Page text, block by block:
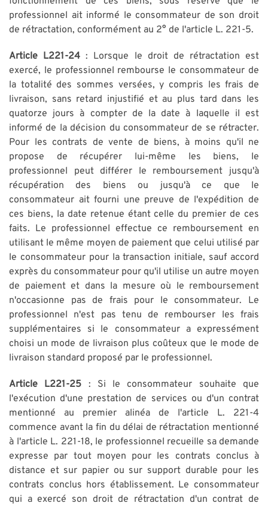
professionnel ait informé le consommateur de son droit
de rétractation, conformément au 2° de l'article L. 221-5.
Article L221-24 : Lorsque le droit de rétractation est
exercé, le professionnel rembourse le consommateur de
la totalité des sommes versées, y compris les frais de
livraison, sans retard injustifié et au plus tard dans les
quatorze jours à compter de la date à laquelle il est
informé de la décision du consommateur de se rétracter.
Pour les contrats de vente de biens, à moins qu'il ne
propose de récupérer lui-même les biens, le
professionnel peut différer le remboursement jusqu'à
récupération des biens ou jusqu'à ce que le
consommateur ait fourni une preuve de l'expédition de
ces biens, la date retenue étant celle du premier de ces
faits. Le professionnel effectue ce remboursement en
utilisant le même moyen de paiement que celui utilisé par
le consommateur pour la transaction initiale, sauf accord
exprès du consommateur pour qu'il utilise un autre moyen
de paiement et dans la mesure où le remboursement
n'occasionne pas de frais pour le consommateur. Le
professionnel n'est pas tenu de rembourser les frais
supplémentaires si le consommateur a expressément
choisi un mode de livraison plus coûteux que le mode de
livraison standard proposé par le professionnel.
Article L221-25 : Si le consommateur souhaite que
l'exécution d'une prestation de services ou d'un contrat
mentionné au premier alinéa de l'article L. 221-4
commence avant la fin du délai de rétractation mentionné
à l'article L. 221-18, le professionnel recueille sa demande
expresse par tout moyen pour les contrats conclus à
distance et sur papier ou sur support durable pour les
contrats conclus hors établissement. Le consommateur
qui a exercé son droit de rétractation d'un contrat de